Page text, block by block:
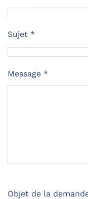
Sujet *
Message *
Objet de la